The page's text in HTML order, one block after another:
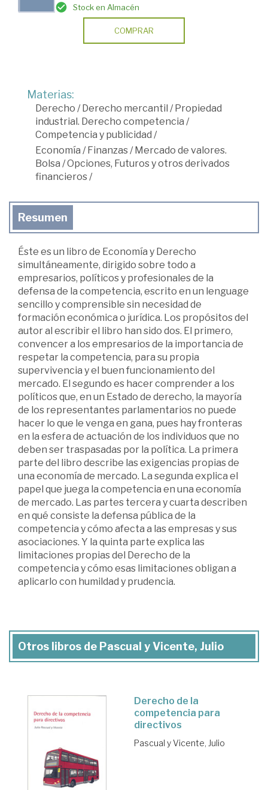
Stock en Almacén
COMPRAR
Materias:
Derecho /Derecho mercantil /Propiedad
industrial. Derecho competencia /
Competencia y publicidad /
Economía /Finanzas /Mercado de valores.
Bolsa /Opciones, Futuros y otros derivados
financieros /
Resumen
Éste es un libro de Economía y Derecho
simultáneamente, dirigido sobre todo a
empresarios, políticos y profesionales de la
defensa de la competencia, escrito en un lenguage
sencillo y comprensible sin necesidad de
formación económica o jurídica. Los propósitos del
autor al escribir el libro han sido dos. El primero,
convencer a los empresarios de la importancia de
respetar la competencia, para su propia
supervivencia y el buen funcionamiento del
mercado. El segundo es hacer comprender a los
políticos que, en un Estado de derecho, la mayoría
de los representantes parlamentarios no puede
hacer lo que le venga en gana, pues hay fronteras
en la esfera de actuación de los individuos que no
deben ser traspasadas por la política. La primera
parte del libro describe las exigencias propias de
una economía de mercado. La segunda explica el
papel que juega la competencia en una economía
de mercado. Las partes tercera y cuarta describen
en qué consiste la defensa pública de la
competencia y cómo afecta a las empresas y sus
asociaciones. Y la quinta parte explica las
limitaciones propias del Derecho de la
competencia y cómo esas limitaciones obligan a
aplicarlo con humildad y prudencia.
Otros libros de Pascual y Vicente, Julio
Derecho de la
competencia para
directivos
Pascual y Vicente, Julio